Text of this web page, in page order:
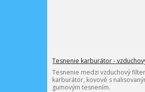
Tesnenie karburátor -
Tesnenie medzi vzduchový
karburátor, kovové s
gumovým tesnením.